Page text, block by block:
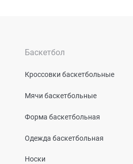
Баскетбол
Кроссовки баскетбольные
Мячи баскетбольные
Форма баскетбольная
Одежда баскетбольная
Носки